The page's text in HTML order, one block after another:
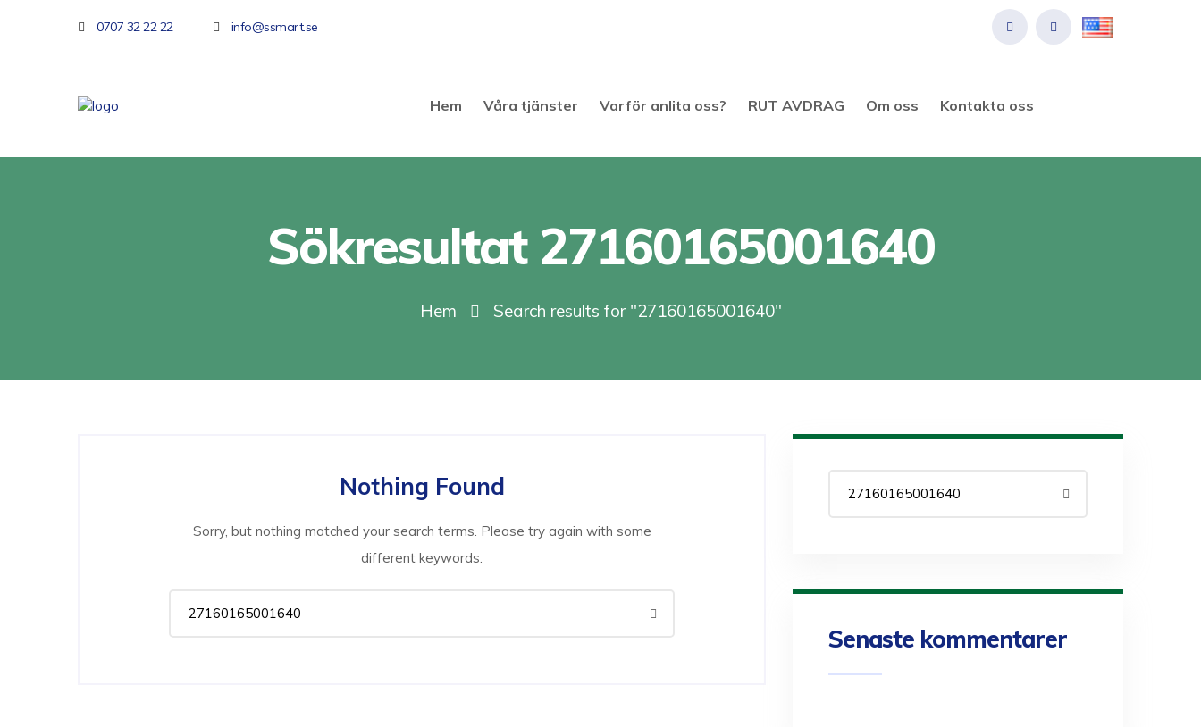
0707 32 22 22 info@ssmart.se
Hem Våra tjänster Varför anlita oss? RUT AVDRAG Om oss Kontakta oss
Sökresultat 27160165001640
Hem Search results for "27160165001640"
Nothing Found
Sorry, but nothing matched your search terms. Please try again with some
different keywords.
Senaste kommentarer